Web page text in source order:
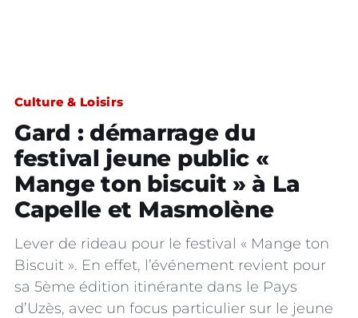
Culture & Loisirs
Gard : démarrage du
festival jeune public «
Mange ton biscuit » à La
Capelle et Masmolène
Lever de rideau pour le festival « Mange ton
Biscuit ». En effet, l’événement revient pour
sa 5ème édition itinérante dans le Pays
d’Uzès, avec un focus particulier sur le jeune